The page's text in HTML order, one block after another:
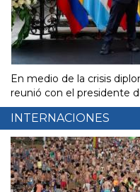
En medio de la crisis
reunió con el presidente
INTERNACIONES